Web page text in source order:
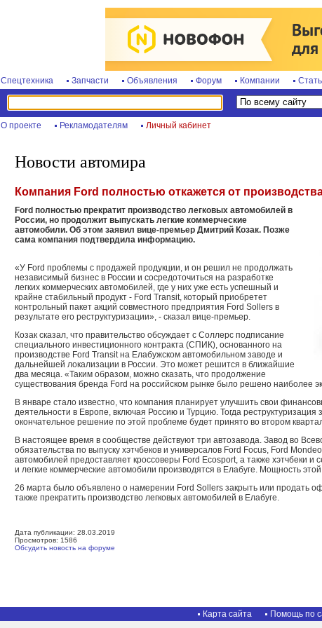
Спецтехника Запчасти Объявления Форум Компании
О проекте Рекламодателям Личный кабинет
Новости автомира
Компания Ford полностью откажется от
Ford полностью прекратит производство легковых автомобилей в
России, но продолжит выпускать легкие коммерческие
автомобили. Об этом заявил вице-премьер Дмитрий Козак. Позже
сама компания подтвердила информацию.
«У Ford проблемы с продажей продукции, и он решил не продолжать
независимый бизнес в России и сосредоточиться на разработке
легких коммерческих автомобилей, где у них уже есть успешный и
крайне стабильный продукт - Ford Transit, который приобретет
контрольный пакет акций совместного предприятия Ford Sollers в
результате его реструктуризации», - сказал вице-премьер.
Козак сказал, что правительство обсуждает с Соллерс подписание
специального инвестиционного контракта (СПИК), основанного на
производстве Ford Transit на Елабужском автомобильном заводе и
дальнейшей локализации в России. Это может решится в ближайшие
два месяца. «Таким образом, можно сказать, что продолжение
существования бренда Ford на российском рынке было решено наиболее
В январе стало известно, что компания планирует улучшить свои
деятельности в Европе, включая Россию и Турцию. Тогда
окончательное решение по этой проблеме будет принято во втором
В настоящее время в сообществе действуют три автозавода. Завод во
обязательства по выпуску хэтчбеков и универсалов Ford Focus, Ford
автомобилей предоставляет кроссоверы Ford Ecosport, а также хэтчбеки
и легкие коммерческие автомобили производятся в Елабуге. Мощность
26 марта было объявлено о намерении Ford Sollers закрыть или продать
также прекратить производство легковых автомобилей в Елабуге.
Дата публикации: 28.03.2019
Просмотров: 1586
Обсудить новость на форуме
Карта сайта Помощь по